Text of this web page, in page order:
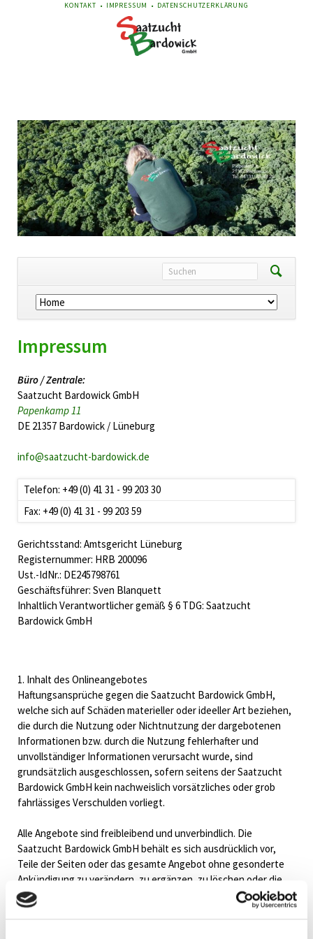
NAVIGATION
KONTAKT IMPRESSUM DATENSCHUTZERKLÄRUNG
Navigation
überspringen
Impressum
Büro / Zentrale:
Saatzucht Bardowick GmbH
Papenkamp 11
DE 21357 Bardowick / Lüneburg
info@saatzucht-bardowick.de
Telefon: +49 (0) 41 31 - 99 203 30
Fax: +49 (0) 41 31 - 99 203 59
Gerichtsstand: Amtsgericht Lüneburg
Registernummer: HRB 200096
Ust.-IdNr.: DE245798761
Geschäftsführer: Sven Blanquett
Inhaltlich Verantwortlicher gemäß § 6 TDG: Saatzucht
Bardowick GmbH
1. Inhalt des Onlineangebotes
Haftungsansprüche gegen die Saatzucht Bardowick GmbH,
welche sich auf Schäden materieller oder ideeller Art beziehen,
die durch die Nutzung oder Nichtnutzung der dargebotenen
Informationen bzw. durch die Nutzung fehlerhafter und
unvollständiger Informationen verursacht wurde, sind
grundsätzlich ausgeschlossen, sofern seitens der Saatzucht
Bardowick GmbH kein nachweislich vorsätzliches oder grob
fahrlässiges Verschulden vorliegt.
Alle Angebote sind freibleibend und unverbindlich. Die
Saatzucht Bardowick GmbH behält es sich ausdrücklich vor,
Teile der Seiten oder das gesamte Angebot ohne gesonderte
Ankündigung zu verändern, zu ergänzen, zu löschen oder die
Veröffentlichung zeitweise oder endgültig einzustellen.